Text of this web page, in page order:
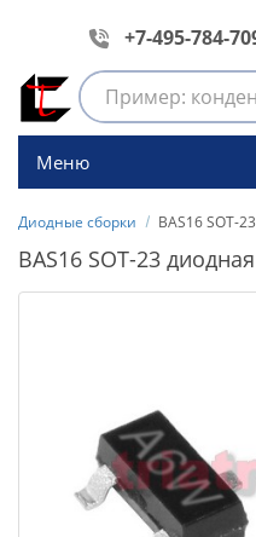
+7-495-784-
Меню
Диодные сборки BAS16 SOT-
BAS16 SOT-23